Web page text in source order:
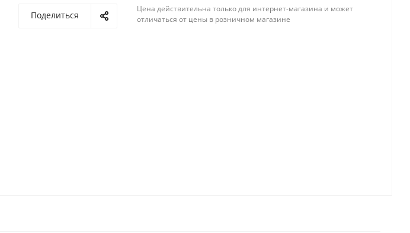
Поделиться
Цена действительна только для интернет-магазина и может
отличаться от цены в розничном магазине